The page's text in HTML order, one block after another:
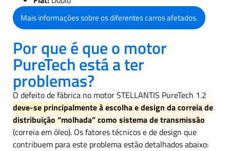
Mais informações sobre os diferentes carros afetados.
Por que é que o motor
PureTech está a ter
problemas?
O defeito de fábrica no motor STELLANTIS PureTech 1.2
deve-se principalmente à escolha e design da correia de
distribuição “molhada” como sistema de transmissão
(correia em óleo). Os fatores técnicos e de design que
contribuem para este problema estão detalhados abaixo: